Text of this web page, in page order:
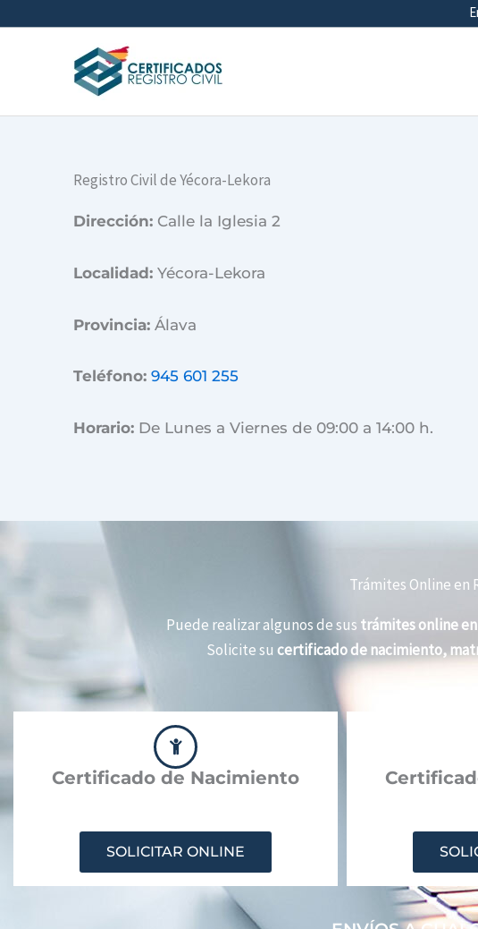
Registro Civil de Yécora-Lekora
Dirección: Calle la Iglesia 2
Localidad: Yécora-Lekora
Provincia: Álava
Teléfono: 945 601 255
Horario: De Lunes a Viernes de 09:00 a 14:00 h.
Trámites Online en
Puede realizar algunos de sus trámites online
Solicite su certificado de nacimiento,
Certificado de Nacimiento
SOLICITAR ONLINE